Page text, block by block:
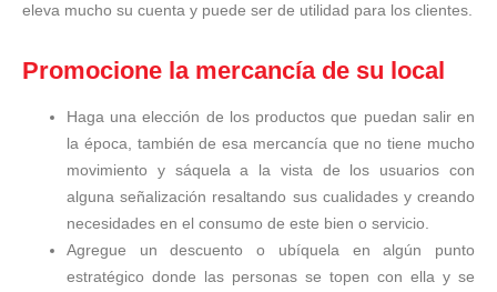
eleva mucho su cuenta y puede ser de utilidad para los clientes.
Promocione la mercancía de su local
Haga una elección de los productos que puedan salir en
la época, también de esa mercancía que no tiene mucho
movimiento y sáquela a la vista de los usuarios con
alguna señalización resaltando sus cualidades y creando
necesidades en el consumo de este bien o servicio.
Agregue un descuento o ubíquela en algún punto
estratégico donde las personas se topen con ella y se